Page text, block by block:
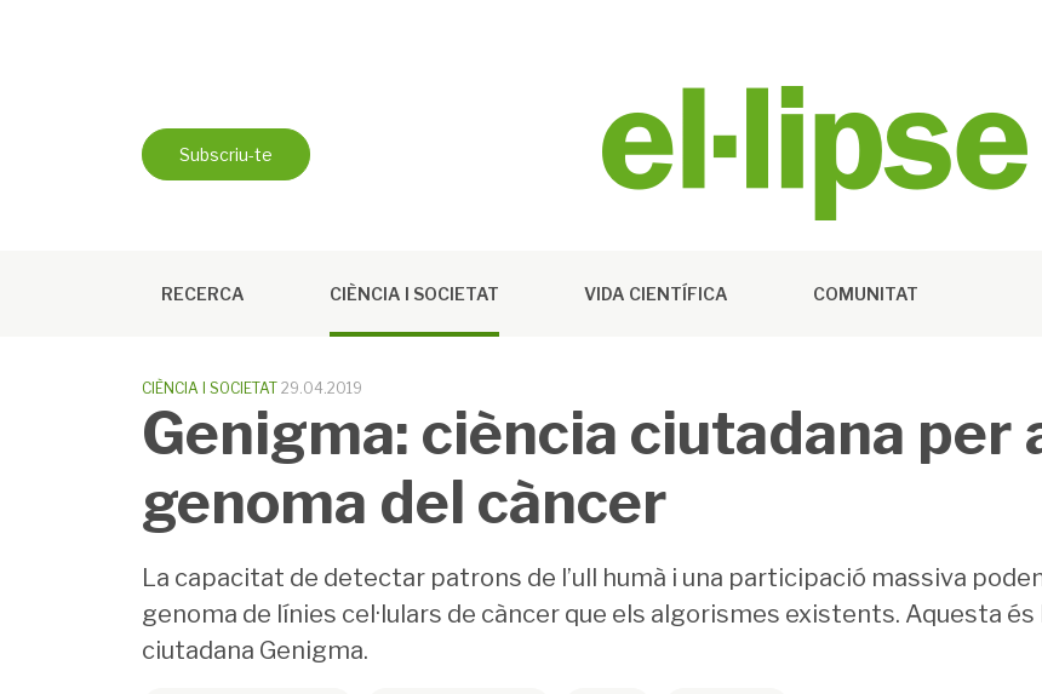
Subscriu-te
RECERCA CIÈNCIA I SOCIETAT VIDA CIENTÍFICA COMUNITAT
CIÈNCIA I SOCIETAT 29.04.2019
Genigma: ciència ciutadana per
genoma del càncer
La capacitat de detectar patrons de l’ull humà i una participació massiva
genoma de línies cel·lulars de càncer que els algorismes existents. Aquesta
ciutadana Genigma.